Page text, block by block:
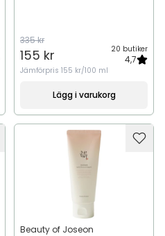
335 kr
155 kr 20 butiker
4,7
Jämförpris 155 kr/100 ml
Lägg i varukorg
Beauty of Joseon